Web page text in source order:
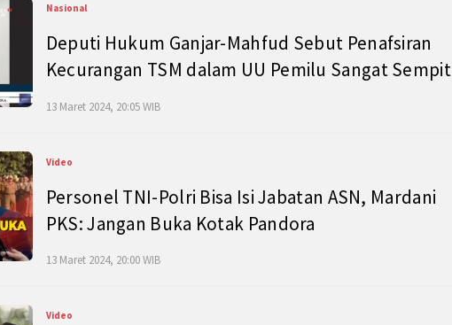
Nasional
Deputi Hukum Ganjar-Mahfud Sebut Penafsiran
Kecurangan TSM dalam UU Pemilu Sangat Sempit
13 Maret 2024, 20:05 WIB
Video
Personel TNI-Polri Bisa Isi Jabatan ASN, Mardani
PKS: Jangan Buka Kotak Pandora
13 Maret 2024, 20:00 WIB
Video